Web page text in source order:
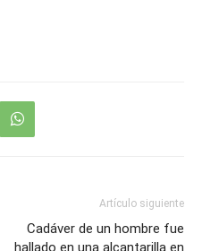
Artículo siguiente
Cadáver de un hombre fue
hallado en una alcantarilla en